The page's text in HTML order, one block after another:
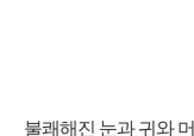
불쾌해진 눈과 귀와